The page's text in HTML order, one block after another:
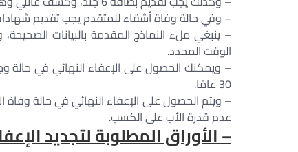
– وفي حالة وفاة أشقاء للمتقدم يجب تقديم
– ينبغي ملء النماذج المقدمة بالبيانات
الوقت المحدد.
– ويمكنك الحصول على الإعفاء النهائي في حالة
30 عامًا.
– ويتم الحصول على الإعفاء النهائي في حالة وفاة
عدم قدرة الأب على الكسب.
– الأوراق المطلوبة لتجديد